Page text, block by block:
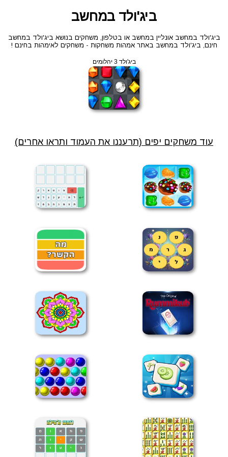
ביג'ולד במחשב
ביג'ולד במחשב אונליין במחשב או בטלפון, משחקים בנושא ביג'ולד במחשב
חינם, ביג'ולד במחשב באתר אמהות משחקות - משחקים לאימהות בחינם !
ביג'ולד 3 יהלומים
עוד משחקים יפים (תרעננו את העמוד ותראו אחרים)